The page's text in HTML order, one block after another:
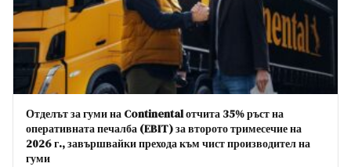
Отделът за гуми на Continental отчита 35% ръст на
оперативната печалба (EBIT) за второто тримесечие на
2026 г., завършвайки прехода към чист производител на
гуми